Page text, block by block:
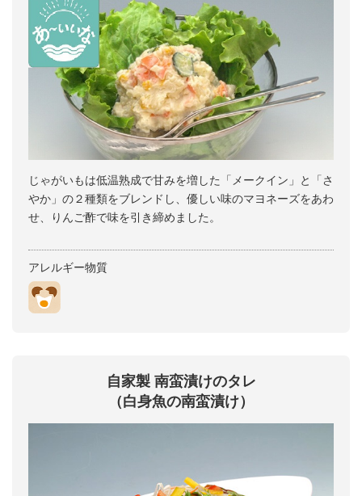
じゃがいもは低温熟成で甘みを増した「メークイン」と「さ
やか」の２種類をブレンドし、優しい味のマヨネーズをあわ
せ、りんご酢で味を引き締めました。
アレルギー物質
自家製 南蛮漬けのタレ
（白身魚の南蛮漬け）